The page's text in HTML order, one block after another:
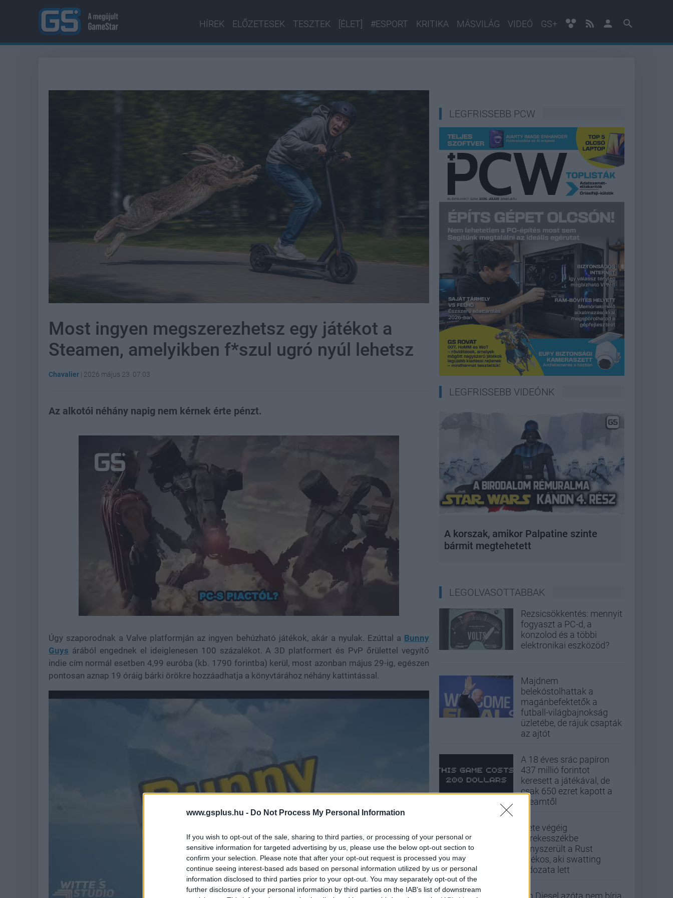
www.gsplus.hu - Do Not Process My Personal Information
If you wish to opt-out of the sale, sharing to third parties, or processing of your personal or
sensitive information for targeted advertising by us, please use the below opt-out section to
confirm your selection. Please note that after your opt-out request is processed you may
continue seeing interest-based ads based on personal information utilized by us or personal
information disclosed to third parties prior to your opt-out. You may separately opt-out of the
further disclosure of your personal information by third parties on the IAB’s list of downstream
HÍREK ELŐZETESEK TESZTEK [ÉLET] #ESPORT KRITIKA MÁSVILÁG VIDEÓ GS+
Most ingyen megszerezhetsz egy játékot a
Steamen, amelyikben f*szul ugró nyúl lehetsz
Chavalier | 2026 május 23. 07:03
Az alkotói néhány napig nem kérnek érte pénzt.
44.15%
Úgy szaporodnak a Valve platformján az ingyen behúzható játékok, akár a nyulak. Ezúttal a Bunny
Guys árából engednek el ideiglenesen 100 százalékot. A 3D platformert és PvP őrülettel vegyítő
indie cím normál esetben 4,99 euróba (kb. 1790 forintba) kerül, most azonban május 29-ig, egészen
pontosan aznap 19 óráig bárki örökre hozzáadhatja a könyvtárához néhány kattintással.
LEGFRISSEBB PCW
LEGFRISSEBB VIDEÓNK
A korszak, amikor Palpatine szinte
bármit megtehetett
LEGOLVASOTTABBAK
Rezsicsökkentés: mennyit
fogyaszt a PC-d, a
konzolod és a többi
elektronikai eszközöd?
Majdnem
belekóstolhattak a
magánbefektetők a
futball-világbajnokság
üzletébe, de rájuk csapták
az ajtót
A 18 éves srác papíron
437 millió forintot
keresett a játékával, de
csak 650 ezret kapott a
Steamtől
Élete végéig
kerekesszékbe
kényszerült a Rust
játékos, aki swatting
áldozata lett
Vin Diesel azóta nem bírja